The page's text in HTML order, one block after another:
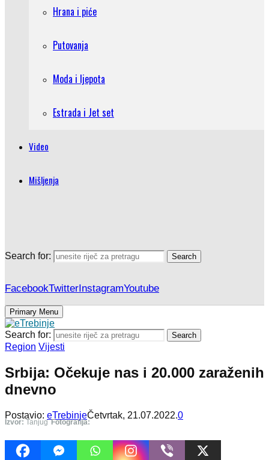
Hrana i piće
Putovanja
Moda i ljepota
Estrada i Jet set
Video
Mišljenja
Search for: Search
FacebookTwitterInstagramYoutube
Primary Menu
Search for: Search
Region Vijesti
Srbija: Očekuje nas i 20.000 zaraženih
dnevno
Postavio: eTrebinjeČetvrtak, 21.07.2022.0
Izvor: Tanjug Fotografija: